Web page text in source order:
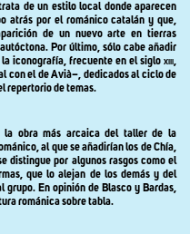
de un estilo local donde aparecen
atrás por el románico catalán y que,
de un nuevo arte en tierras
Por último, sólo cabe añadir
iconografía, frecuente en el siglo xiii,
con el de Avià–, dedicados al ciclo de
repertorio de temas.
la obra más arcaica del taller de la
al que se añadirían los de Chía,
distingue por algunos rasgos como el
que lo alejan de los demás y del
grupo. En opinión de Blasco y Bardas,
románica sobre tabla.